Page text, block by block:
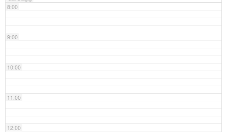
8:00
9:00
10:00
11:00
12:00